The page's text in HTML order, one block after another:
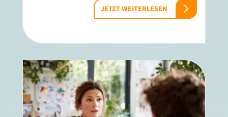
JETZT WEITERLESEN